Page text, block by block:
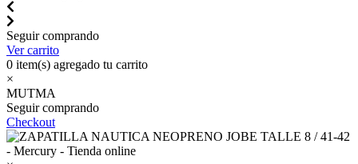
Seguir comprando
Ver carrito
0 item(s) agregado tu carrito
×
MUTMA
Seguir comprando
Checkout